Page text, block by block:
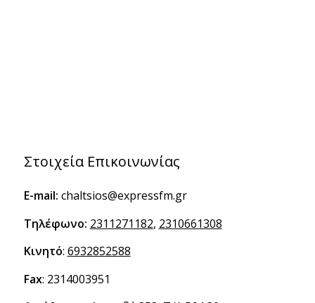
Στοιχεία Επικοινωνίας
E-mail: chaltsios@expressfm.gr
Τηλέφωνο: 2311271182, 2310661308
Κινητό: 6932852588
Fax: 2314003951